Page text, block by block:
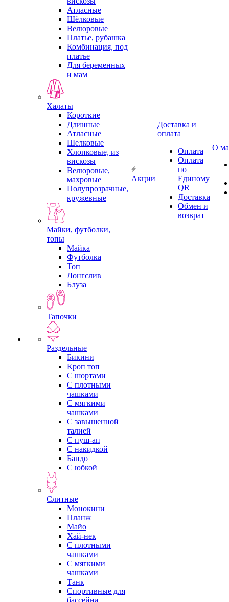
Атласные
Шёлковые
Велюровые
Платье, рубашка
Комбинация, под
платье
Для беременных
и мам
Халаты
Короткие
Длинные
Атласные
Шелковые
Хлопковые, из
вискозы
Велюровые,
махровые
Полупрозрачные,
кружевные
Майки, футболки,
топы
Майка
Футболка
Топ
Лонгслив
Блуза
Тапочки
Раздельные
Бикини
Кроп топ
С шортами
С плотными
чашками
С мягкими
чашками
С завышенной
талией
С пуш-ап
С накидкой
Бандо
С юбкой
Слитные
Монокини
Планж
Майо
Хай-нек
С плотными
чашками
С мягкими
чашками
Танк
Спортивные для
бассейна
Акции
Доставка и
оплата
Оплата
Оплата
по
Единому
QR
Доставка
Обмен и
возврат
О